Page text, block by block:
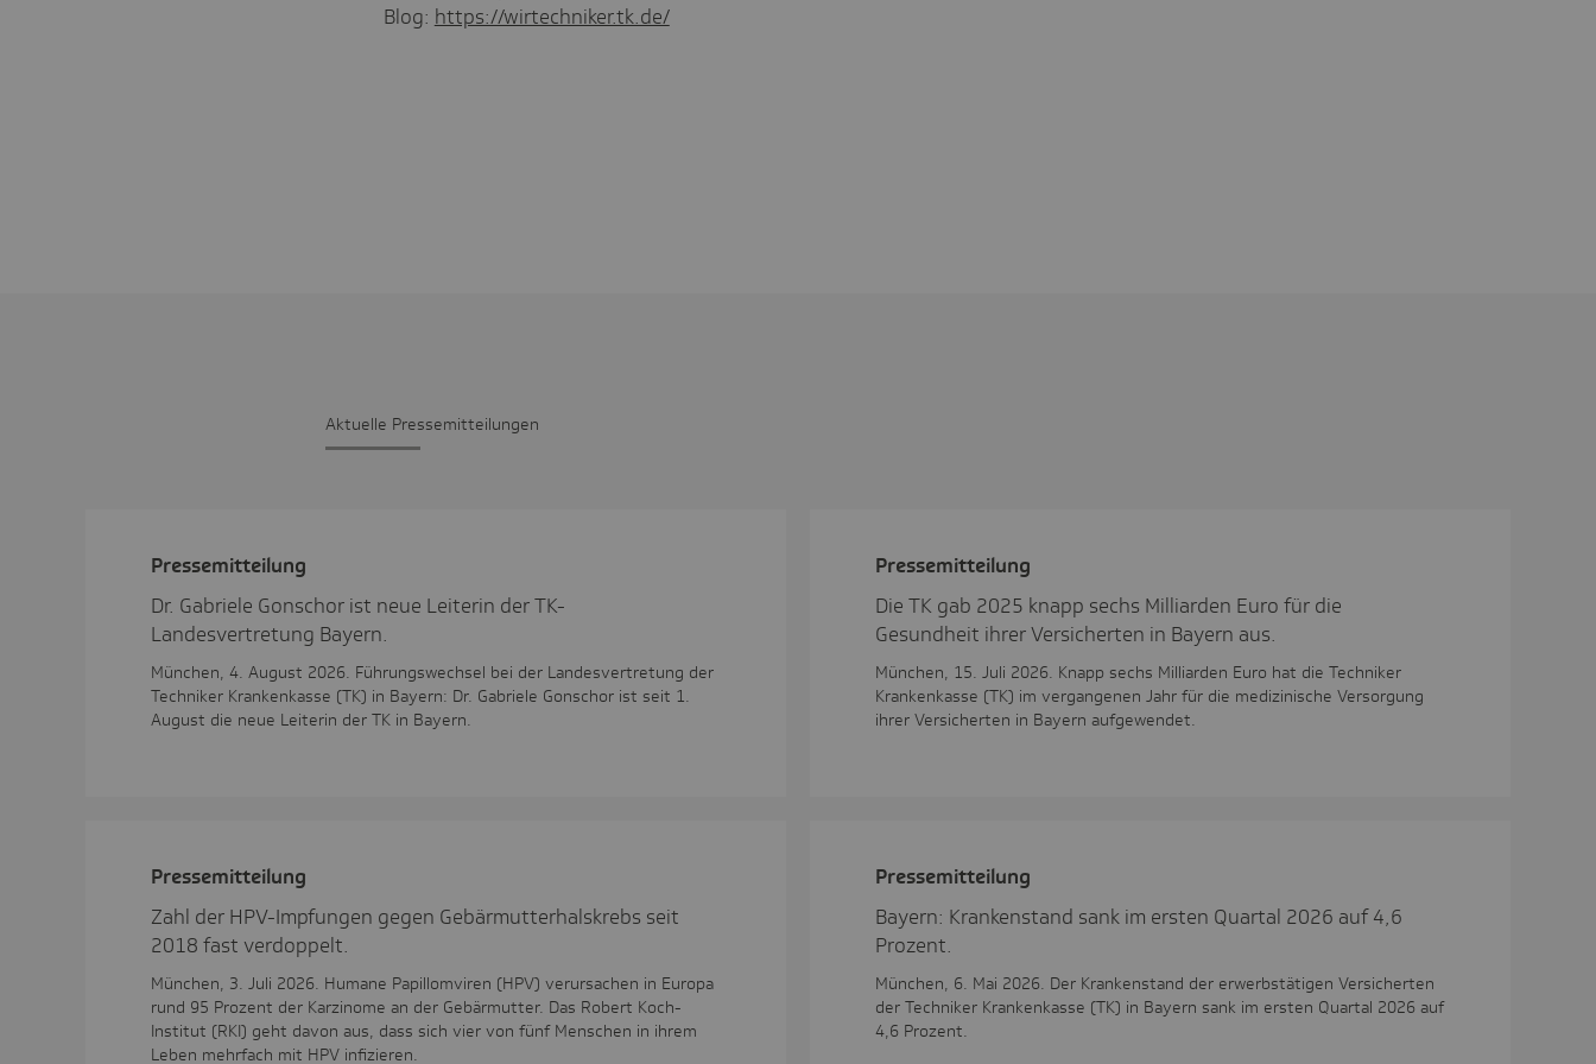
Blog: https://wirtechniker.tk.de/
Aktu­elle Pres­se­mit­tei­lungen
Pres­se­mit­tei­lung
Dr. Gabriele Gonschor ist neue Leiterin der TK-
Landesvertretung Bayern.
München, 4. August 2026. Führungswechsel bei der Landesvertretung der
Techniker Krankenkasse (TK) in Bayern: Dr. Gabriele Gonschor ist seit 1.
August die neue Leiterin der TK in Bayern.
Pres­se­mit­tei­lung
Die TK gab 2025 knapp sechs Milliarden Euro für die
Gesundheit ihrer Versicherten in Bayern aus.
München, 15. Juli 2026. Knapp sechs Milliarden Euro hat die Techniker
Krankenkasse (TK) im vergangenen Jahr für die medizinische Versorgung
ihrer Versicherten in Bayern aufgewendet.
Pres­se­mit­tei­lung
Zahl der HPV-Impfungen gegen Gebärmutterhalskrebs seit
2018 fast verdoppelt.
München, 3. Juli 2026. Humane Papillomviren (HPV) verursachen in Europa
rund 95 Prozent der Karzinome an der Gebärmutter. Das Robert Koch-
Institut (RKI) geht davon aus, dass sich vier von fünf Menschen in ihrem
Leben mehrfach mit HPV infizieren.
Pres­se­mit­tei­lung
Bayern: Krankenstand sank im ersten Quartal 2026 auf 4,6
Prozent.
München, 6. Mai 2026. Der Krankenstand der erwerbstätigen Versicherten
der Techniker Krankenkasse (TK) in Bayern sank im ersten Quartal 2026 auf
4,6 Prozent.